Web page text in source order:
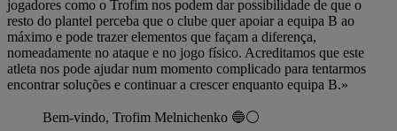
jogadores como o Trofim nos podem dar possibilidade de que o
resto do plantel perceba que o clube quer apoiar a equipa B ao
máximo e pode trazer elementos que façam a diferença,
nomeadamente no ataque e no jogo físico. Acreditamos que este
atleta nos pode ajudar num momento complicado para tentarmos
encontrar soluções e continuar a crescer enquanto equipa B.»
Bem-vindo, Trofim Melnichenko 🔵⚪